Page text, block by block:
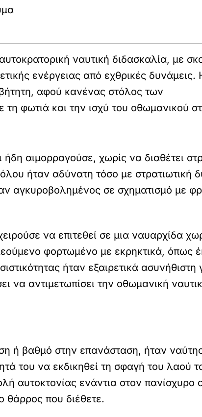
ναυτική διδασκαλία, με
ενέργειας από εχθρικές δυνάμεις.
αφού κανένας στόλος των
φωτιά και την ισχύ του οθωμανικού
αιμορραγούσε, χωρίς να διαθέτει
ήταν αδύνατη τόσο με στρατιωτική
αγκυροβολημένος σε σχηματισμό με
να επιτεθεί σε μια ναυαρχίδα
φορτωμένο με εκρηκτικά, όπως
ήταν εξαιρετικά ασυνήθιστη
να αντιμετωπίσει την οθωμανική
ή βαθμό στην επανάσταση, ήταν
του να εκδικηθεί τη σφαγή του λαού
αυτοκτονίας ενάντια στον πανίσχυρο
θάρρος που διέθετε.